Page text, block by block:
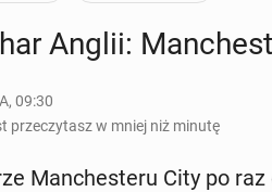
Anglii:
09:30
przeczytasz w mniej niż minutę
Man­che­ste­ru City po